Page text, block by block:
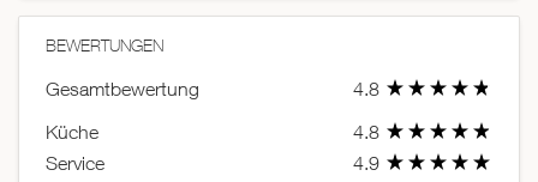
BEWERTUNGEN
Gesamtbewertung
4.8
Küche
4.8
Service
4.9